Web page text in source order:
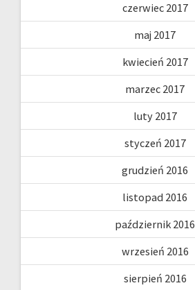
czerwiec 2017
maj 2017
kwiecień 2017
marzec 2017
luty 2017
styczeń 2017
grudzień 2016
listopad 2016
październik 2016
wrzesień 2016
sierpień 2016